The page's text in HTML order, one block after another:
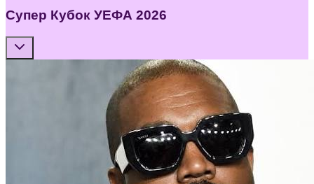
Супер Кубок УЕФА 2026